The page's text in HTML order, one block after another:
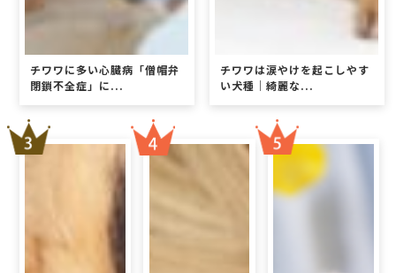
チワワに多い心臓病「僧帽弁
閉鎖不全症」に...
チワワは涙やけを起こしやす
い犬種｜綺麗な...